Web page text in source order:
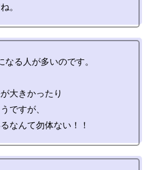
る人が多いのです。
大きかったり
ですが、